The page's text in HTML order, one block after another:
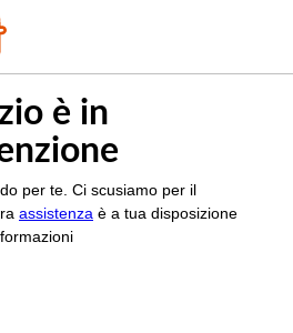
è in
per te. Ci scusiamo per il
assistenza è a tua disposizione